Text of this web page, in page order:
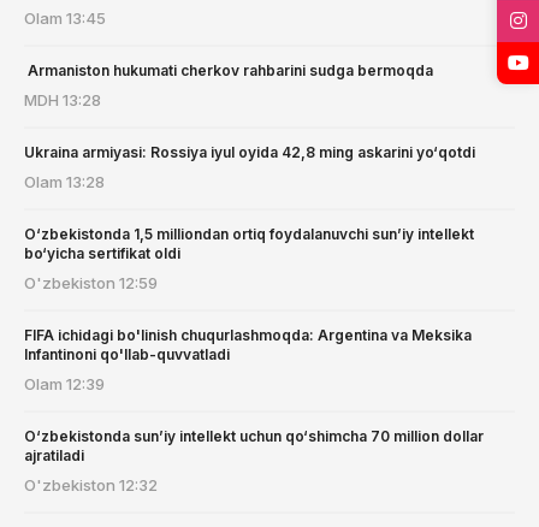
Olam 13:45
️️ Armaniston hukumati cherkov rahbarini sudga bermoqda
MDH 13:28
Ukraina armiyasi: Rossiya iyul oyida 42,8 ming askarini yo‘qotdi
Olam 13:28
O‘zbekistonda 1,5 milliondan ortiq foydalanuvchi sun’iy intellekt
bo‘yicha sertifikat oldi
O'zbekiston 12:59
FIFA ichidagi bo'linish chuqurlashmoqda: Argentina va Meksika
Infantinoni qo'llab-quvvatladi
Olam 12:39
O‘zbekistonda sun’iy intellekt uchun qo‘shimcha 70 million dollar
ajratiladi
O'zbekiston 12:32